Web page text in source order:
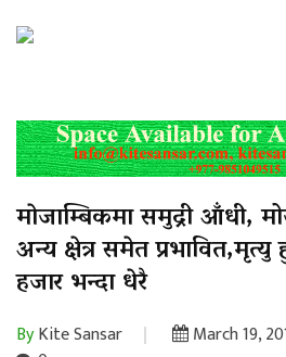
माेजाम्बिकमा समुद्री आँधी,
अन्य क्षेत्र समेत
हजार भन्दा धेरै
ByKite Sansar March 19,